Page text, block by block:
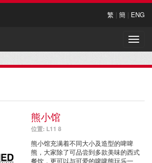
繁 | 簡 | ENG
Toggle
熊小馆
位置: L11 8
熊小馆充满着不同大小及造型的啤啤
熊，大家除了可品尝到多款美味的西式
餐饮，更可以与可爱的啤啤熊玩乐一